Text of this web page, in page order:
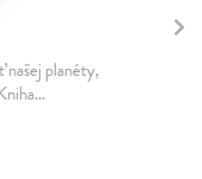
našej planéty,